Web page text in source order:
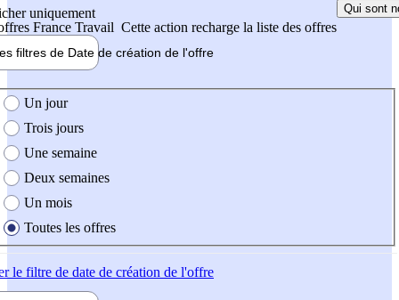
uniquement
France Travail Cette action recharge la liste des offres
Qui sont
filtres de Date de création de l'offre
création de l'offre
Un jour
Trois jours
Une semaine
Deux semaines
Un mois
Toutes les offres
le filtre de date de création de l'offre